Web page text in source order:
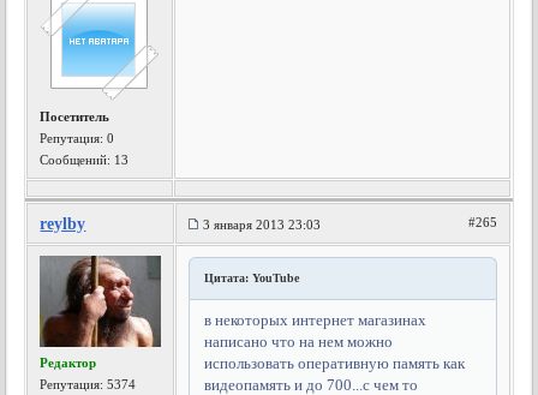
Посетитель
Репутация:0
Сообщений: 13
reylby 3 января 2013 23:03 #265
Редактор
Репутация:5374
Цитата: YouTube
в некоторых интернет магазинах
написано что на нем можно
использовать оперативную память как
видеопамять и до 700...с чем то